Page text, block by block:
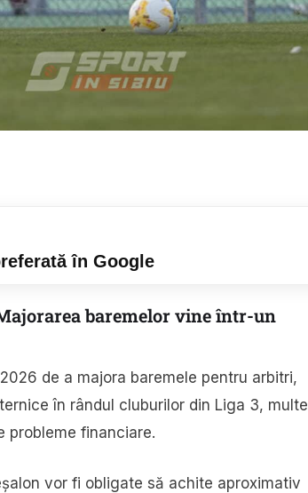
în Google
baremelor vine într-un
de a majora baremele pentru arbitri,
în rândul cluburilor din Liga 3, multe
probleme financiare.
vor fi obligate să achite aproximativ